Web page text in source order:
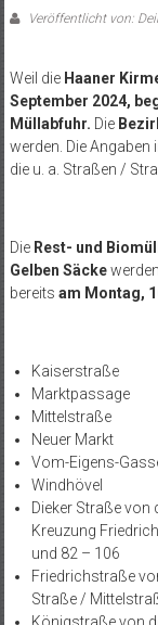
Veröffentlicht von:
Weil die Haaner
September 2024,
Müllabfuhr. Die
werden. Die
die u. a. Straßen /
Die Rest- und
Gelben Säckewerden
bereits am Montag,
Kaiserstraße
Marktpassage
Mittelstraße
Neuer Markt
Vom-Eigens-
Windhövel
Dieker Straße von
Kreuzung
und 82 – 106
Friedrichstraße
Straße /
Königstraße von